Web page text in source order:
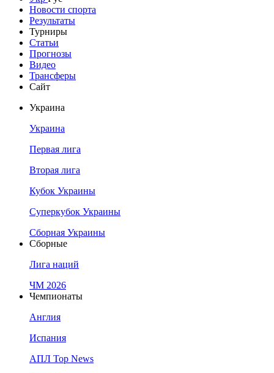
Новости спорта
Результаты
Турниры
Статьи
Прогнозы
Видео
Трансферы
Сайт
Украина
Украина
Первая лига
Вторая лига
Кубок Украины
Суперкубок Украины
Сборная Украины
Сборные
Лига наций
ЧМ 2026
Чемпионаты
Англия
Испания
АПЛ Top News